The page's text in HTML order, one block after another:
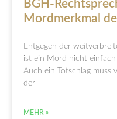
BGH-
Mordmerkmal
Entgegen der
ist ein Mord nicht einfach
Auch ein Totschlag muss
der
MEHR »